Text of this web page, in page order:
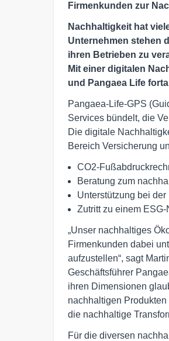
Firmenkunden zur
Nachhaltigkeit hat
Unternehmen stehen
ihren Betrieben zu
Mit einer digitalen
und Pangaea Life
Pangaea-Life-GPS
Services bündelt, die
Die digitale
Bereich Versicherung
CO2-
Beratung zum
Unterstützung bei
Zutritt zu einem
„Unser nachhaltiges
Firmenkunden dabei
aufzustellen“, sagt
Geschäftsführer
ihren Dimensionen
nachhaltigen
die nachhaltige
Für die diversen